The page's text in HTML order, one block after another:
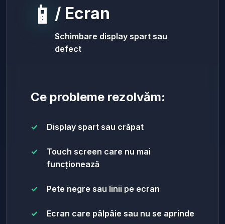
📱 / Ecran
Schimbare display spart sau
defect
Ce probleme rezolvăm:
Display spart sau crăpat
Touch screen care nu mai
funcționează
Pete negre sau linii pe ecran
Ecran care pâlpâie sau nu se aprinde